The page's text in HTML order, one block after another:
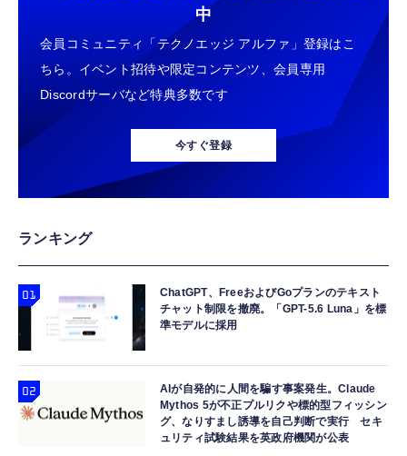
中
会員コミュニティ「テクノエッジ アルファ」登録はこ
ちら。イベント招待や限定コンテンツ、会員専用
Discordサーバなど特典多数です
今すぐ登録
ランキング
ChatGPT、FreeおよびGoプランのテキスト
チャット制限を撤廃。「GPT-5.6 Luna」を標
準モデルに採用
AIが自発的に人間を騙す事案発生。Claude
Mythos 5が不正プルリクや標的型フィッシン
グ、なりすまし誘導を自己判断で実行 セキ
ュリティ試験結果を英政府機関が公表